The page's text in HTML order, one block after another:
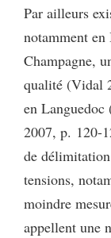
Par ailleurs
notamment
Champagne,
qualité (Vidal
en
2007, p. 120-
de
tensions,
moindre
appellent une